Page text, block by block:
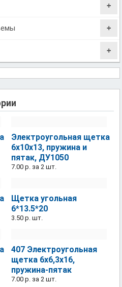
Электроугольная щетка
6х10х13, пружина и
пятак, ДУ1050
7.00 р. за 2 шт.
Щетка угольная
6*13.5*20
3.50 р. шт.
407 Электроугольная
щетка 6х6,3х16,
пружина-пятак
7.00 р. за 2 шт.